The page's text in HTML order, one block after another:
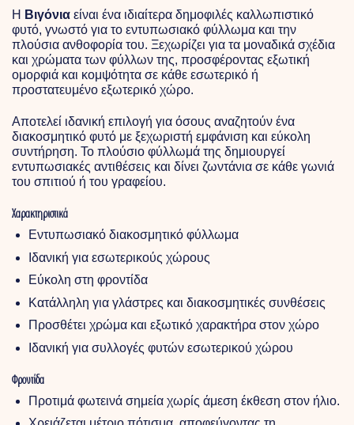
Η Βιγόνια είναι ένα ιδιαίτερα δημοφιλές καλλωπιστικό
φυτό, γνωστό για το εντυπωσιακό φύλλωμα και την
πλούσια ανθοφορία του. Ξεχωρίζει για τα μοναδικά σχέδια
και χρώματα των φύλλων της, προσφέροντας εξωτική
ομορφιά και κομψότητα σε κάθε εσωτερικό ή
προστατευμένο εξωτερικό χώρο.
Αποτελεί ιδανική επιλογή για όσους αναζητούν ένα
διακοσμητικό φυτό με ξεχωριστή εμφάνιση και εύκολη
συντήρηση. Το πλούσιο φύλλωμά της δημιουργεί
εντυπωσιακές αντιθέσεις και δίνει ζωντάνια σε κάθε γωνιά
του σπιτιού ή του γραφείου.
Χαρακτηριστικά
Εντυπωσιακό διακοσμητικό φύλλωμα
Ιδανική για εσωτερικούς χώρους
Εύκολη στη φροντίδα
Κατάλληλη για γλάστρες και διακοσμητικές συνθέσεις
Προσθέτει χρώμα και εξωτικό χαρακτήρα στον χώρο
Ιδανική για συλλογές φυτών εσωτερικού χώρου
Φροντίδα
Προτιμά φωτεινά σημεία χωρίς άμεση έκθεση στον ήλιο.